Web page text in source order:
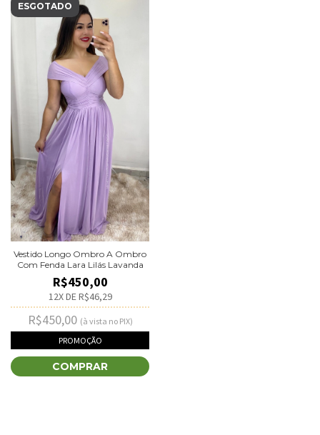
ESGOTADO
Vestido Longo Ombro A Ombro
Com Fenda Lara Lilás Lavanda
R$450,00
12X DER$46,29
R$450,00 (à vista no PIX)
PROMOÇÃO
COMPRAR